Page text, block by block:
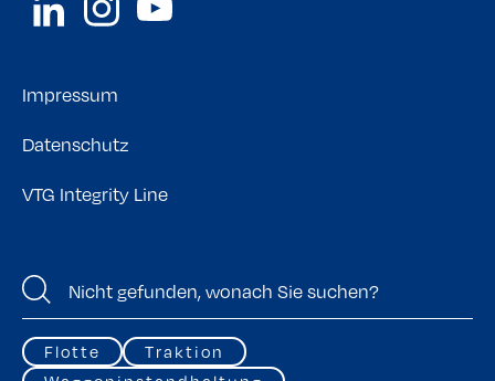
Impressum
Datenschutz
VTG Integrity Line
Flotte
Traktion